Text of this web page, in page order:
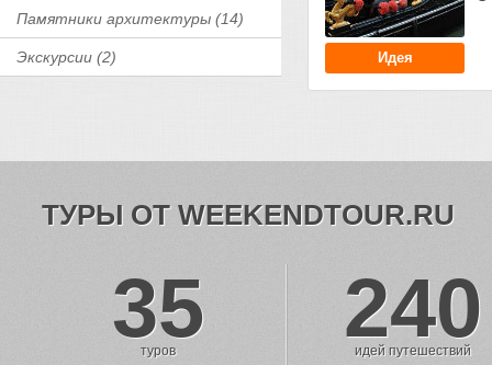
Памятники архитектуры (14)
Экскурсии (2) Идея
ТУРЫ ОТ WEEKENDTOUR.RU
35
туров 240
идей путешествий